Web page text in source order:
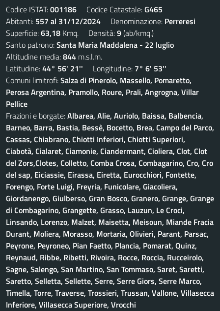
Codice ISTAT:001186 Codice Catastale:G465
Abitanti: 557 al 31/12/2024 Denominazione: Perreresi
Superficie:63,18 Kmq. Densità:9(ab/kmq.)
Santo patrono:Santa Maria Maddalena - 22 luglio
Altitudine media:844 m.s.l.m.
Latitudine:44° 56' 21'' Longitudine: 7° 6' 53''
Comuni limitrofi:Salza di Pinerolo, Massello, Pomaretto,
Perosa Argentina, Pramollo, Roure, Prali, Angrogna, Villar
Pellice
Frazioni e borgate:Albarea, Alie, Auriolo, Baissa, Balbencia,
Barneo, Barra, Bastia, Bessè, Bocetto, Brea, Campo del Parco,
Cassas, Chiabrano, Chiotti Inferiori, Chiotti Superiori,
Ciabotà, Cialaret, Ciamonie, Ciandermant, Cioliera, Clot, Clot
del Zors,Clotes, Colletto, Comba Crosa, Combagarino, Cro, Cro
del sap, Eiciassie, Eirassa, Eiretta, Eurocchiori, Fontette,
Forengo, Forte Luigi, Freyria, Funicolare, Giacoliera,
Giordanengo, Giulberso, Gran Bosco, Granero, Grange, Grange
di Combagarino, Grangette, Grasso, Lauzun, Le Croci,
Linsando, Lorenzo, Malzet, Maisetta, Meisoun, Miande Fracia
Durant, Moliera, Morasso, Mortaria, Olivieri, Parant, Parsac,
Peyrone, Peyroneo, Pian Faetto, Plancia, Pomarat, Quinz,
Reynaud, Ribbe, Ribetti, Rivoira, Rocce, Roccia, Rucceirolo,
Sagne, Salengo, San Martino, San Tommaso, Saret, Saretti,
Saretto, Selletta, Sellette, Serre, Serre Giors, Serre Marco,
Timella, Torre, Traverse, Trossieri, Trussan, Vallone, Villasecca
Inferiore, Villasecca Superiore, Vrocchi